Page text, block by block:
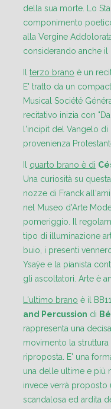
della sua morte. Lo
componimento
alla Vergine
considerando anche il
Il terzo brano è un
E' tratto da un
Musical Société
recitativo inizia con
l'incipit del Vangelo di
provenienza
Il quarto brano è di
Una curiosità su
nozze di Franck
nel Museo d'Arte
pomeriggio. Il
tipo di illuminazione
buio, i presenti
Ysaÿe e la pianista
gli ascoltatori. Arte è
L'ultimo brano è il
and Percussion di
rappresenta una
movimento la
riproposta. E' una
una delle ultime e più
invece verrà proposto
scandalosa ed ardita